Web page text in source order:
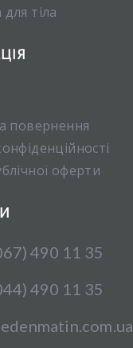
тіла
повернення
оферти
490 11 35
490 11 35